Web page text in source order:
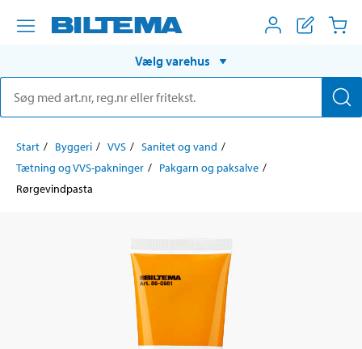
Vælg varehus
Start Byggeri VVS
Sanitet og vand
Tætning og VVS-pakninger
Pakgarn og paksalve
Rørgevindpasta